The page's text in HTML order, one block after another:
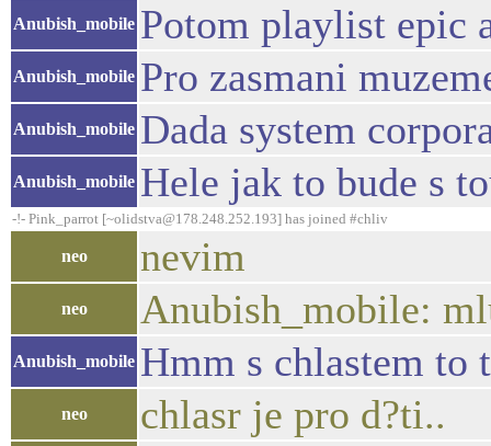
Anubish_mobile Potom playlist epic
Anubish_mobile Pro zasmani
Anubish_mobile Dada system
Anubish_mobile Hele jak to bude s
-!- Pink_parrot [~olidstva@178.248.252.193] has joined #chliv
neo nevim
neo Anubish_mobile:
Anubish_mobile Hmm s chlastem to
neo chlasr je pro d?ti..